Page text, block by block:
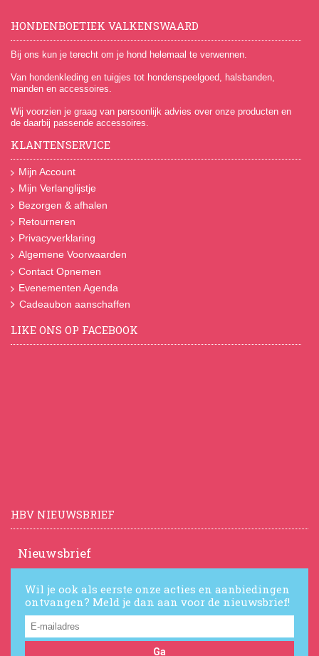
HONDENBOETIEK VALKENSWAARD
Bij ons kun je terecht om je hond helemaal te verwennen.
Van hondenkleding en tuigjes tot hondenspeelgoed, halsbanden,
manden en accessoires.
Wij voorzien je graag van persoonlijk advies over onze producten en
de daarbij passende accessoires.
KLANTENSERVICE
Mijn Account
Mijn Verlanglijstje
Bezorgen & afhalen
Retourneren
Privacyverklaring
Algemene Voorwaarden
Contact Opnemen
Evenementen Agenda
Cadeaubon aanschaffen
LIKE ONS OP FACEBOOK
HBV NIEUWSBRIEF
Nieuwsbrief
Wil je ook als eerste onze acties en aanbiedingen
ontvangen? Meld je dan aan voor de nieuwsbrief!
Ga